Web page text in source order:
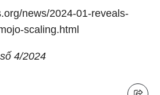
news/2024-01-reveals-
scaling.html
4/2024